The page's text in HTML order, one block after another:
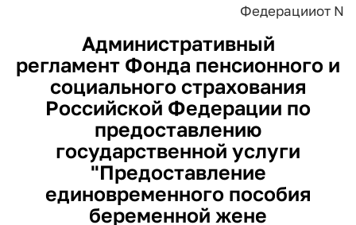
Федерацииот N
Административный
регламент Фонда пенсионного и
социального страхования
Российской Федерации по
предоставлению
государственной услуги
"Предоставление
единовременного пособия
беременной жене